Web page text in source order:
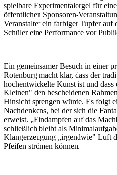
spielbare Experimentalorgel für
öffentlichen Sponsoren-
Veranstalter ein farbiger Tupfer auf
Schüler eine Performance vor
Ein gemeinsamer Besuch in einer
Rotenburg macht klar, dass der
hochentwickelte Kunst ist und
Kleinen" den bescheidenen
Hinsicht sprengen würde. Es folgt
Nachdenkens, bei der sich die
erweist. „Eindampfen auf das
schließlich bleibt als
Klangerzeugung „irgendwie" Luft
Pfeifen strömen können.